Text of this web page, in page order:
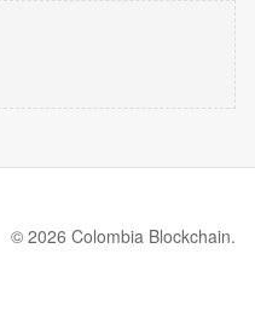
© 2026 Colombia Blockchain.